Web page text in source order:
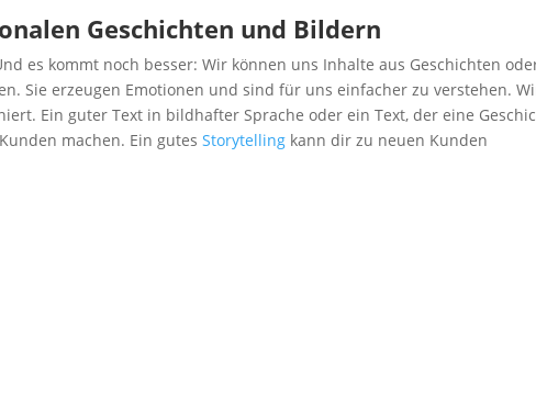
Geschich­ten und Bildern
es kommt noch bes­ser: Wir kön­nen uns Inhal­te aus Geschich­ten
Sie erzeu­gen Emo­tio­nen und sind für uns ein­fa­cher zu ver­ste­hen.
Ein guter Text in bild­haf­ter Spra­che oder ein Text, der eine
machen. Ein gutesSto­rytel­ling kann dir zu neu­en Kun­den